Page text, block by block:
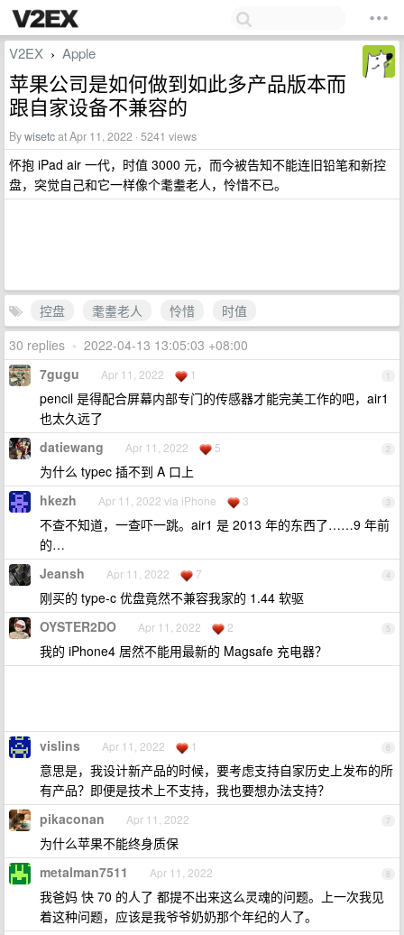
V2EX › Apple
苹果公司是如何做到如此多产品版本而
跟自家设备不兼容的
Bywisetcat Apr 11, 2022 · 5241 views
怀抱 iPad air 一代，时值 3000 元，而今被告知不能连旧铅笔和新控
盘，突觉自己和它一样像个耄耋老人，怜惜不已。
控盘 耄耋老人 怜惜
时值
30 replies • 2022-04-13 13:05:03 +08:00
1
7gugu Apr 11, 2022 1
pencil 是得配合屏幕内部专门的传感器才能完美工作的吧，air1
也太久远了
2
datiewang Apr 11, 2022 5
为什么 typec 插不到 A 口上
3
hkezh Apr 11, 2022 via iPhone 3
不查不知道，一查吓一跳。air1 是 2013 年的东西了……9 年前
的…
4
Jeansh Apr 11, 2022 7
刚买的 type-c 优盘竟然不兼容我家的 1.44 软驱
5
OYSTER2DO Apr 11, 2022 2
我的 iPhone4 居然不能用最新的 Magsafe 充电器？
6
vislins Apr 11, 2022 1
意思是，我设计新产品的时候，要考虑支持自家历史上发布的所
有产品？即便是技术上不支持，我也要想办法支持？
7
pikaconan Apr 11, 2022
为什么苹果不能终身质保
8
metalman7511 Apr 11, 2022
我爸妈 快 70 的人了 都提不出来这么灵魂的问题。上一次我见
着这种问题，应该是我爷爷奶奶那个年纪的人了。